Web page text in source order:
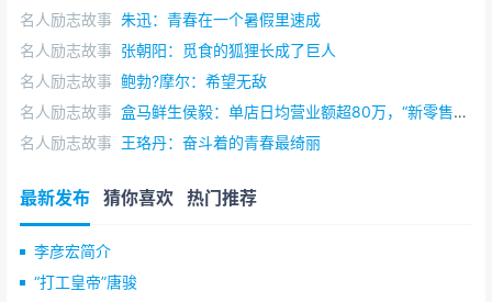
起反扑，打算以每股95元的高价，收购九龙仓股票3000万
股，使他们掌握的股票占总数的49％，远远超过包玉刚所
掌握的股票数量，他们认为，只要这个计划一宣布，包玉
股股票才能继续保持他的优势，而一夜之间必须拿出20个
亿的现金来，简直是无法办到的事情。 包玉刚是在法
痛，深感英国这个老牌资本主义国家实力的雄厚，他几乎
中的，是一朵带刺的玫瑰！ 包玉刚决心要同英国伦搏
一搏。他一边放风，说还要去拜会墨西哥总统，却在6月
名人励志故事 朱迅：青春在一个暑假里速成
名人励志故事 张朝阳：觅食的狐狸长成了巨人
名人励志故事 鲍勃?摩尔：希望无敌
名人励志故事 盒马鲜生侯毅：单店日均营业额超80万，“新零售第一标杆”的背后
名人励志故事 王珞丹：奋斗着的青春最绮丽
最新发布 猜你喜欢 热门推荐
李彦宏简介
“打工皇帝”唐骏